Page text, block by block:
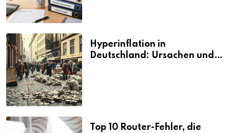
Hyperinflation in
Deutschland: Ursachen und
Top 10 Router-Fehler, die